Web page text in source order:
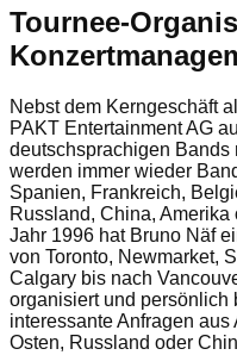
Tournee-
Nebst dem Kerngeschäft
PAKT Entertainment AG
deutschsprachigen
werden immer wieder
Spanien, Frankreich,
Russland, China,
Jahr 1996 hat Bruno Näf
von Toronto, Newmarket,
Calgary bis nach
organisiert und persönlich
interessante Anfragen
Osten, Russland oder